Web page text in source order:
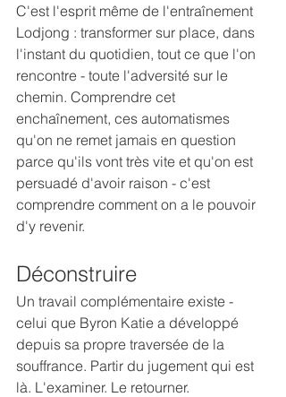
C'est l'esprit même de l'entraînement
Lodjong : transformer sur place, dans
l'instant du quotidien, tout ce que l'on
rencontre - toute l'adversité sur le
chemin. Comprendre cet
enchaînement, ces automatismes
qu'on ne remet jamais en question
parce qu'ils vont très vite et qu'on est
persuadé d'avoir raison - c'est
comprendre comment on a le pouvoir
d'y revenir.
Déconstruire
Un travail complémentaire existe -
celui que Byron Katie a développé
depuis sa propre traversée de la
souffrance. Partir du jugement qui est
là. L'examiner. Le retourner.